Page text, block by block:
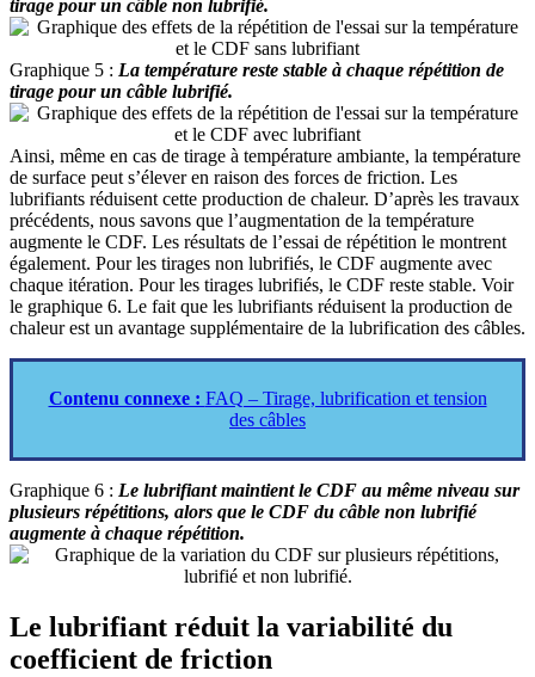
tirage pour un câble non lubrifié.
Graphique 5 : La température reste stable à chaque répétition de
tirage pour un câble lubrifié.
Ainsi, même en cas de tirage à température ambiante, la température
de surface peut s’élever en raison des forces de friction. Les
lubrifiants réduisent cette production de chaleur. D’après les travaux
précédents, nous savons que l’augmentation de la température
augmente le CDF. Les résultats de l’essai de répétition le montrent
également. Pour les tirages non lubrifiés, le CDF augmente avec
chaque itération. Pour les tirages lubrifiés, le CDF reste stable. Voir
le graphique 6. Le fait que les lubrifiants réduisent la production de
chaleur est un avantage supplémentaire de la lubrification des câbles.
Contenu connexe : FAQ – Tirage, lubrification et tension
des câbles
Graphique 6 : Le lubrifiant maintient le CDF au même niveau sur
plusieurs répétitions, alors que le CDF du câble non lubrifié
augmente à chaque répétition.
Le lubrifiant réduit la variabilité du
coefficient de friction